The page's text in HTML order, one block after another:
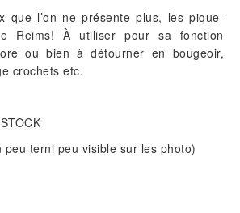
que l’on ne présente plus, les pique-
Reims! À utiliser pour sa fonction
ou bien à détourner en bougeoir,
crochets etc.
peu terni peu visible sur les photo)